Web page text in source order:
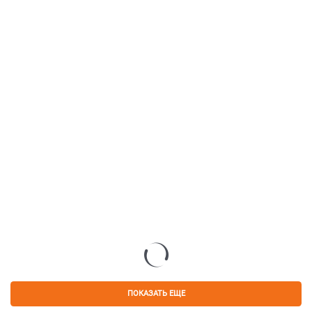
ПОКАЗАТЬ ЕЩЕ